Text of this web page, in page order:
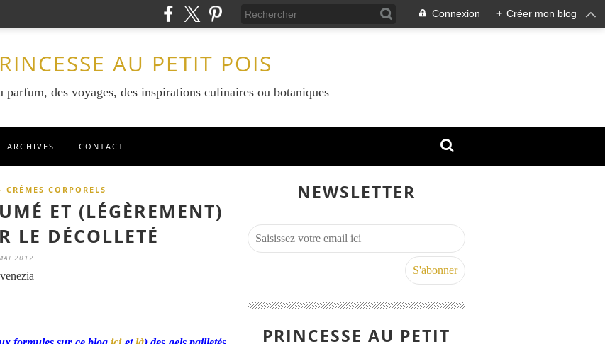
Connexion + Créer mon blog
AU PETIT POIS
parfum, des voyages, des inspirations culinaires ou botaniques
ARCHIVES CONTACT
CORPORELS
ET (LÉGÈREMENT)
LE DÉCOLLETÉ
2012
NEWSLETTER
PRINCESSE AU PETIT